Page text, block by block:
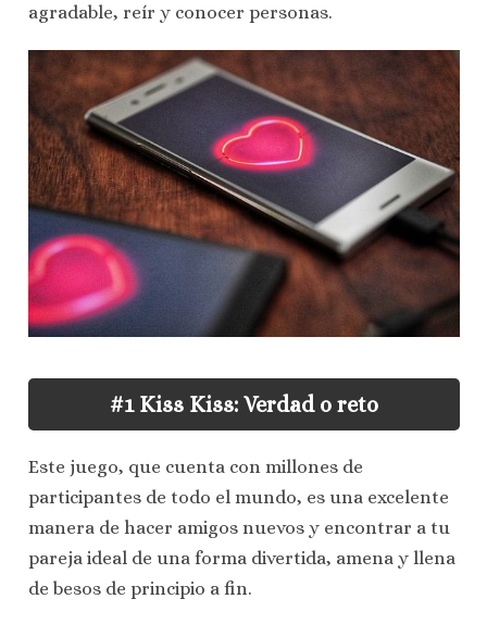
agradable, reír y conocer personas.
#1 Kiss Kiss: Verdad o reto
Este juego, que cuenta con millones de
participantes de todo el mundo, es una excelente
manera de hacer amigos nuevos y encontrar a tu
pareja ideal de una forma divertida, amena y llena
de besos de principio a fin.